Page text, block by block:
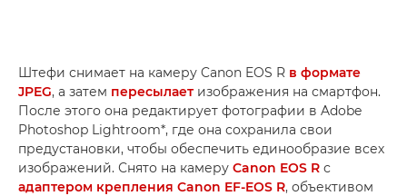
Штефи снимает на камеру Canon EOS R в формате
JPEG, а затем пересылаетизображения на смартфон.
После этого она редактирует фотографии в Adobe
Photoshop Lightroom*, где она сохранила свои
предустановки, чтобы обеспечить единообразие всех
изображений. Снято на камеру Canon EOS R с
адаптером крепления Canon EF-EOS R, объективом